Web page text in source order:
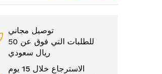
توصيل مجاني
للطلبات التي فوق عن 50
ريال سعودي
الاسترجاع خلال 15 يوم